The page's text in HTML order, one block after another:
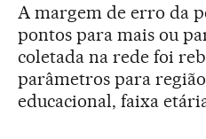
A margem de erro da
pontos para mais ou
coletada na rede foi
parâmetros para
educacional, faixa